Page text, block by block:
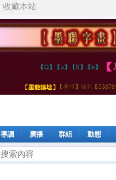
收藏本站
導讀 廣播 群組 動態